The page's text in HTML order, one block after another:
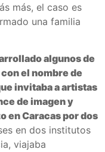
más, el caso es
una familia
algunos de
el nombre de
invitaba a artistas
de imagen y
en Caracas por dos
en dos institutos
viajaba